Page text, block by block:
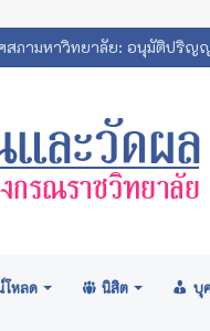
สถิตินิสิตมหาวิทยาลัยมหาจุฬ
โหลด นิสิต บุ